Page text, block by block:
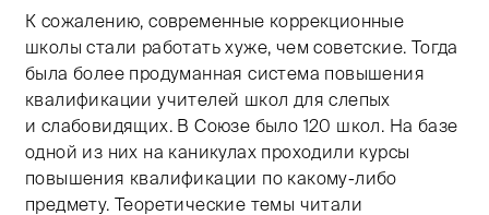
Тифлокомментарий: Венера Денискина сидит за
К сожалению, современные коррекционные
школы стали работать хуже, чем советские. Тогда
была более продуманная система повышения
квалификации учителей школ для слепых
и слабовидящих. В Союзе было 120 школ. На базе
одной из них на каникулах проходили курсы
повышения квалификации по какому-либо
предмету. Теоретические темы читали